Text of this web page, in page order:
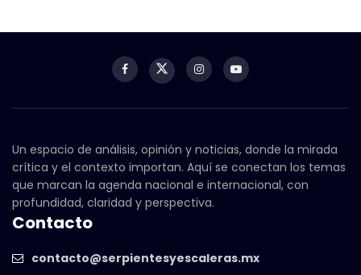
Un espacio de análisis, opinión y noticias, donde la mirada
crítica y el contexto importan. Aquí se conectan los temas
que marcan la agenda nacional e internacional, con
profundidad, claridad y perspectiva.
Contacto
contacto@serpientesyescaleras.mx